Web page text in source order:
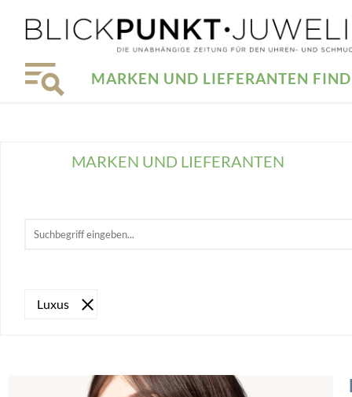
MARKEN UND LIEFERANTEN
MARKEN UND LIEFERANTEN
Luxus